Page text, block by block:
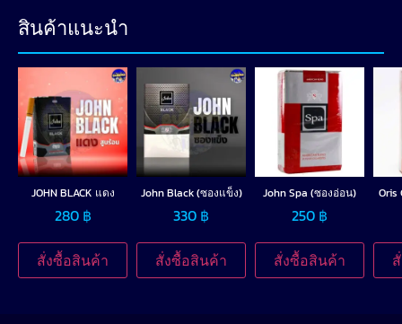
สินค้าแนะนำ
JOHN BLACK แดง
280 ฿
สั่งซื้อสินค้า
John Black (ซองแข็ง)
330 ฿
สั่งซื้อสินค้า
John Spa (ซองอ่อน)
250 ฿
สั่งซื้อสินค้า
Oris